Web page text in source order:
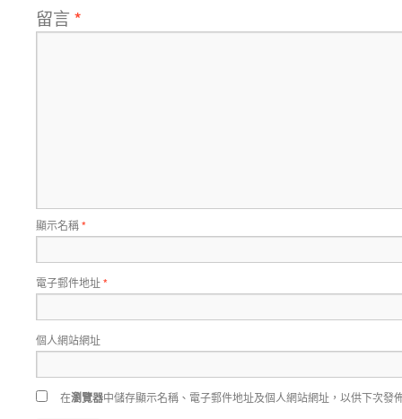
留言 *
顯示名稱*
電子郵件地址*
個人網站網址
在瀏覽器中儲存顯示名稱、電子郵件地址及個人網站網址，以供下次發